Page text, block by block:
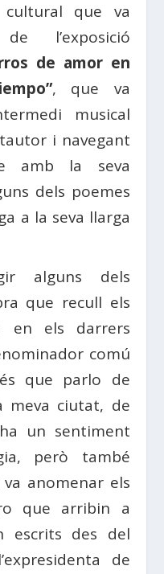
cultural que va
l’exposició
de amor en
, que va
musical
i navegant
amb la seva
dels poemes
a la seva llarga
alguns dels
que recull els
en els darrers
comú
que parlo de
meva ciutat, de
un sentiment
però també
anomenar els
que arribin a
escrits des del
de